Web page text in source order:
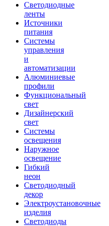
Светодиодные
ленты
Источники
питания
Системы
управления
и
автоматизации
Алюминиевые
профили
Функциональный
свет
Дизайнерский
свет
Системы
освещения
Наружное
освещение
Гибкий
неон
Светодиодный
декор
Электроустановочные
изделия
Светодиоды